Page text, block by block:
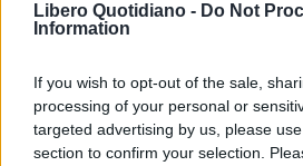
Libero Quotidiano - Do Not
Information
If you wish to opt-out of the sale,
processing of your personal or
targeted advertising by us, please
section to confirm your selection.